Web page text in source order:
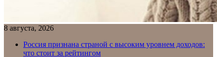
8 августа, 2026
Россия признана страной с высоким уровнем доходов:
что стоит за рейтингом